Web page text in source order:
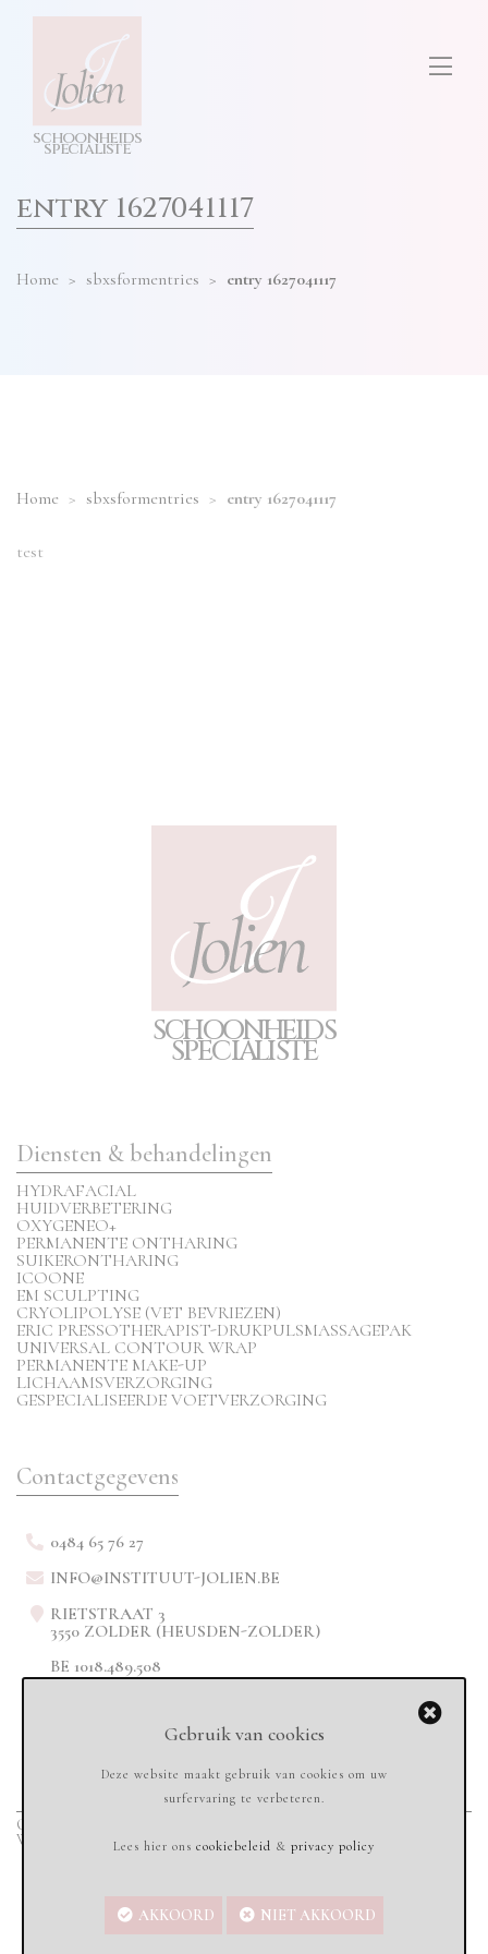
schoonheids
specialiste
invullen
entry 1627041117
Home > sbxsformentries > entry 1627041117
Home > sbxsformentries > entry 1627041117
test
SCHOONHEIDS
SPECIALISTE
Diensten & behandelingen
HYDRAFACIAL
HUIDVERBETERING
OXYGENEO+
PERMANENTE ONTHARING
SUIKERONTHARING
ICOONE
EM SCULPTING
CRYOLIPOLYSE (VET BEVRIEZEN)
ERIC PRESSOTHERAPIST-DRUKPULSMASSAGEPAK
UNIVERSAL CONTOUR WRAP
PERMANENTE MAKE-UP
LICHAAMSVERZORGING
GESPECIALISEERDE VOETVERZORGING
Contactgegevens
0484 65 76 27
INFO@INSTITUUT-JOLIEN.BE
RIETSTRAAT 3
3550 ZOLDER (HEUSDEN-ZOLDER)
BE 1018.489.508
Copyright © 2020
Webdesign & Marketing
Gebruik van cookies
Deze website maakt gebruik van cookies om uw
surfervaring te verbeteren.
Lees hier ons cookiebeleid & privacy policy
AKKOORD NIET AKKOORD